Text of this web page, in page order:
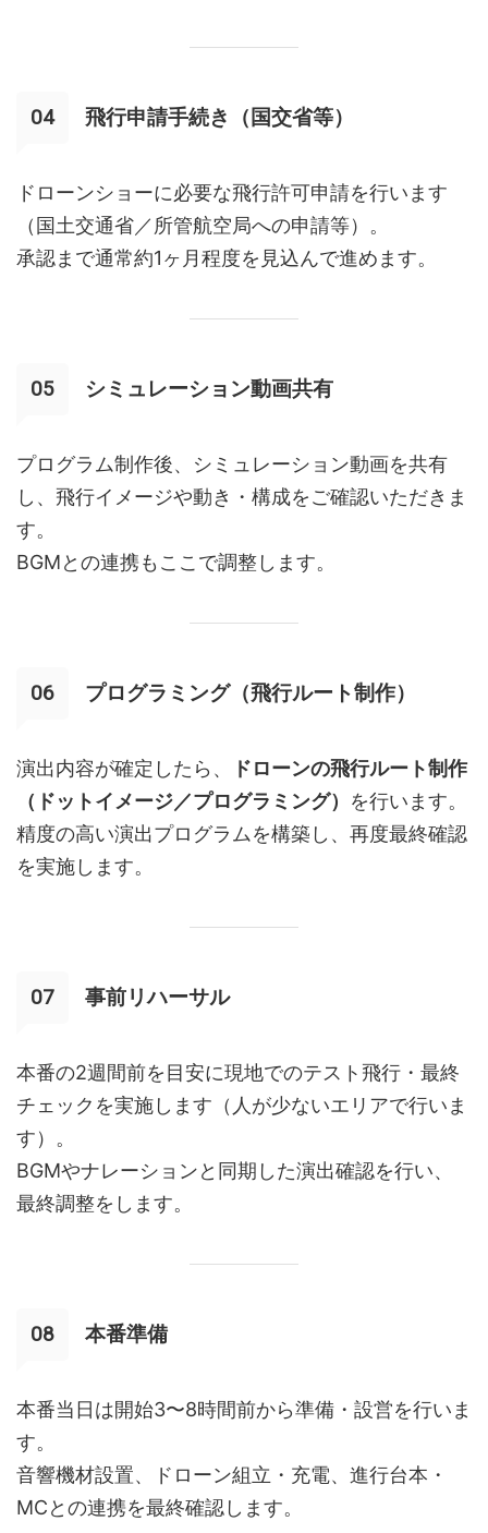
飛行申請手続き（国交省等）
ドローンショーに必要な飛行許可申請を行います
（国土交通省／所管航空局への申請等）。
承認まで通常約1ヶ月程度を見込んで進めます。
シミュレーション動画共有
プログラム制作後、シミュレーション動画を共有
し、飛行イメージや動き・構成をご確認いただきま
す。
BGMとの連携もここで調整します。
プログラミング（飛行ルート制作）
演出内容が確定したら、
ドローンの飛行ルート制作
（ドットイメージ／プログラミング） を行います。
精度の高い演出プログラムを構築し、再度最終確認
を実施します。
事前リハーサル
本番の2週間前を目安に現地でのテスト飛行・最終
チェックを実施します（人が少ないエリアで行いま
す）。
BGMやナレーションと同期した演出確認を行い、
最終調整をします。
本番準備
本番当日は開始3〜8時間前から準備・設営を行いま
す。
音響機材設置、ドローン組立・充電、進行台本・
MCとの連携を最終確認します。